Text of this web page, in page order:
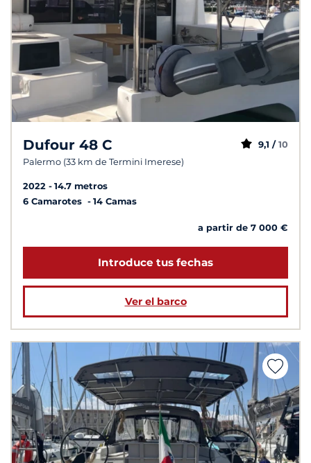
Dufour 48 C
Palermo (33 km de Termini Imerese)
9,1 / 10
2022
14.7 metros
6 Camarotes
14 Camas
a partir de 7 000 €
Introduce tus fechas
Ver el barco